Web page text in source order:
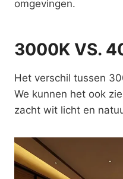
omgevingen.
3000K VS.
Het verschil tussen
We kunnen het ook
zacht wit licht en